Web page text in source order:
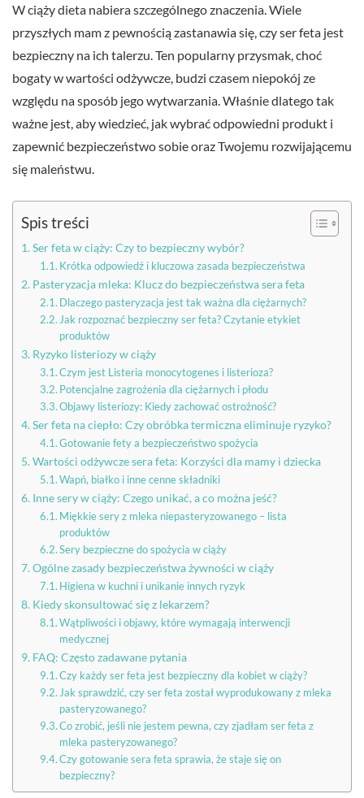
W ciąży dieta nabiera szczególnego znaczenia. Wiele
przyszłych mam z pewnością zastanawia się, czy ser feta jest
bezpieczny na ich talerzu. Ten popularny przysmak, choć
bogaty w wartości odżywcze, budzi czasem niepokój ze
względu na sposób jego wytwarzania. Właśnie dlatego tak
ważne jest, aby wiedzieć, jak wybrać odpowiedni produkt i
zapewnić bezpieczeństwo sobie oraz Twojemu rozwijającemu
się maleństwu.
Spis treści
Ser feta w ciąży: Czy to bezpieczny wybór?
Krótka odpowiedź i kluczowa zasada bezpieczeństwa
Pasteryzacja mleka: Klucz do bezpieczeństwa sera feta
Dlaczego pasteryzacja jest tak ważna dla ciężarnych?
Jak rozpoznać bezpieczny ser feta? Czytanie etykiet
produktów
Ryzyko listeriozy w ciąży
Czym jest Listeria monocytogenes i listerioza?
Potencjalne zagrożenia dla ciężarnych i płodu
Objawy listeriozy: Kiedy zachować ostrożność?
Ser feta na ciepło: Czy obróbka termiczna eliminuje ryzyko?
Gotowanie fety a bezpieczeństwo spożycia
Wartości odżywcze sera feta: Korzyści dla mamy i dziecka
Wapń, białko i inne cenne składniki
Inne sery w ciąży: Czego unikać, a co można jeść?
Miękkie sery z mleka niepasteryzowanego – lista
produktów
Sery bezpieczne do spożycia w ciąży
Ogólne zasady bezpieczeństwa żywności w ciąży
Higiena w kuchni i unikanie innych ryzyk
Kiedy skonsultować się z lekarzem?
Wątpliwości i objawy, które wymagają interwencji
medycznej
FAQ: Często zadawane pytania
Czy każdy ser feta jest bezpieczny dla kobiet w ciąży?
Jak sprawdzić, czy ser feta został wyprodukowany z mleka
pasteryzowanego?
Co zrobić, jeśli nie jestem pewna, czy zjadłam ser feta z
mleka pasteryzowanego?
Czy gotowanie sera feta sprawia, że staje się on
bezpieczny?